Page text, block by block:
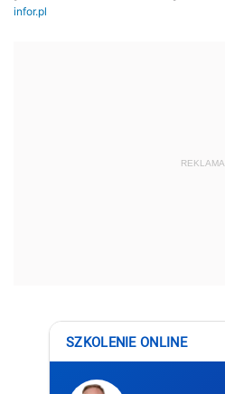
REKLAMA
SZKOLENIE ONLINE